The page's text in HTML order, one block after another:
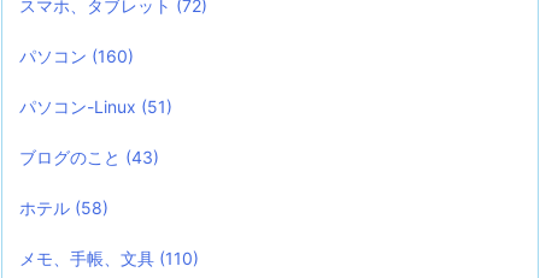
スマホ、タブレット (72)
パソコン (160)
パソコン-Linux (51)
ブログのこと (43)
ホテル (58)
メモ、手帳、文具 (110)